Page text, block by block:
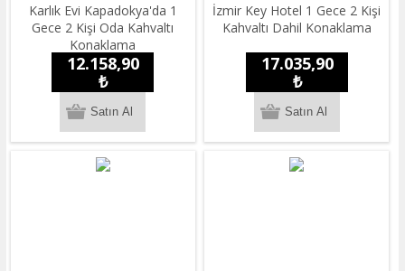
Karlık Evi Kapadokya'da 1
Gece 2 Kişi Oda Kahvaltı
Konaklama
12.158,90
₺
İzmir Key Hotel 1 Gece 2 Kişi
Kahvaltı Dahil Konaklama
17.035,90
₺